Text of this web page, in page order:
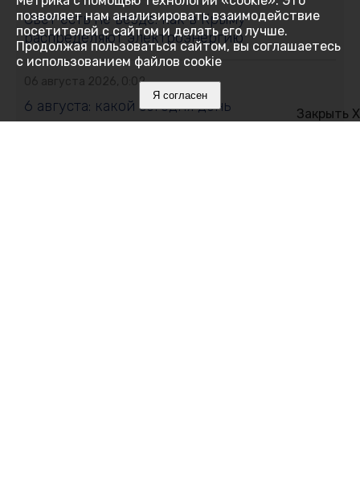
Свет есть не везде: как в Крыму
распределяют электроэнергию
06 августа 2026, 0:02
6 августа: какой сегодня день Закрыть X
позволяет нам анализировать взаимодействие
посетителей с сайтом и делать его лучше.
Продолжая пользоваться сайтом, вы соглашаетесь
с использованием файлов cookie
Я согласен